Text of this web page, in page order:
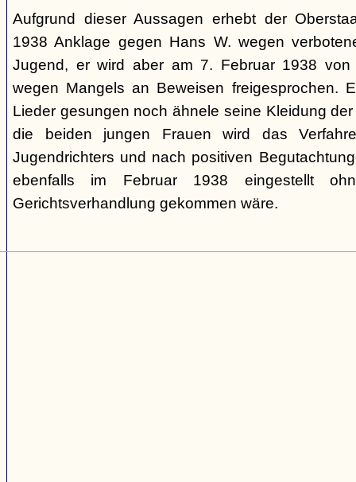
Aufgrund dieser Aussagen erhebt der
1938 Anklage gegen Hans W. wegen
Jugend, er wird aber am 7. Februar 1938 von
wegen Mangels an Beweisen freigesprochen.
Lieder gesungen noch ähnele seine Kleidung
die beiden jungen Frauen wird das
Jugendrichters und nach positiven
ebenfalls im Februar 1938 eingestellt
Gerichtsverhandlung gekommen wäre.